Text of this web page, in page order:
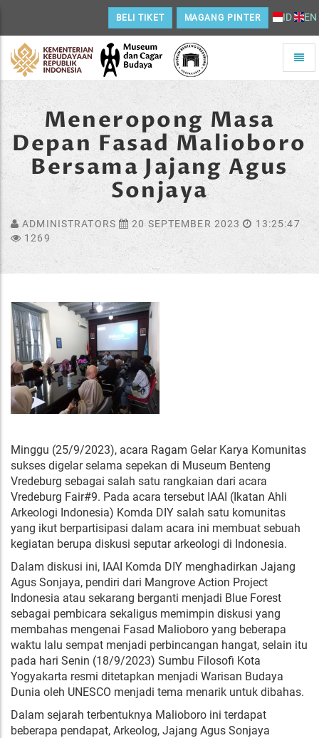
BELI TIKET MAGANG PINTER ID EN
Home
Toggle
Meneropong Masa
Depan Fasad Malioboro
Bersama Jajang Agus
Sonjaya
ADMINISTRATORS 20 SEPTEMBER 2023
13:25:47
1269
Minggu (25/9/2023), acara Ragam Gelar Karya Komunitas
sukses digelar selama sepekan di Museum Benteng
Vredeburg sebagai salah satu rangkaian dari acara
Vredeburg Fair#9. Pada acara tersebut IAAI (Ikatan Ahli
Arkeologi Indonesia) Komda DIY salah satu komunitas
yang ikut berpartisipasi dalam acara ini membuat sebuah
kegiatan berupa diskusi seputar arkeologi di Indonesia.
Dalam diskusi ini, IAAI Komda DIY menghadirkan Jajang
Agus Sonjaya, pendiri dari Mangrove Action Project
Indonesia atau sekarang berganti menjadi Blue Forest
sebagai pembicara sekaligus memimpin diskusi yang
membahas mengenai Fasad Malioboro yang beberapa
waktu lalu sempat menjadi perbincangan hangat, selain itu
pada hari Senin (18/9/2023) Sumbu Filosofi Kota
Yogyakarta resmi ditetapkan menjadi Warisan Budaya
Dunia oleh UNESCO menjadi tema menarik untuk dibahas.
Dalam sejarah terbentuknya Malioboro ini terdapat
beberapa pendapat, Arkeolog, Jajang Agus Sonjaya